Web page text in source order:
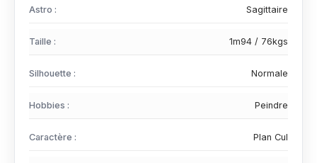
Astro : Sagittaire
Taille : 1m94 / 76kgs
Silhouette : Normale
Hobbies : Peindre
Caractère : Plan Cul